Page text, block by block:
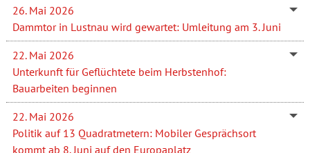
26. Mai 2026
Dammtor in Lustnau wird gewartet: Umleitung am 3. Juni
22. Mai 2026
Unterkunft für Geflüchtete beim Herbstenhof:
Bauarbeiten beginnen
22. Mai 2026
Politik auf 13 Quadratmetern: Mobiler Gesprächsort
kommt ab 8. Juni auf den Europaplatz